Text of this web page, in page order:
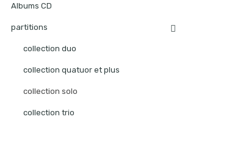
Albums CD
partitions
collection duo
collection quatuor et plus
collection solo
collection trio